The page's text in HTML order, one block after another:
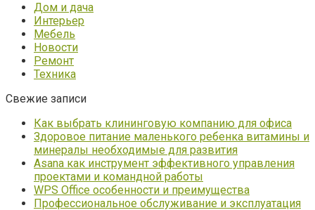
Дом и дача
Интерьер
Мебель
Новости
Ремонт
Техника
Свежие записи
Как выбрать клининговую компанию для офиса
Здоровое питание маленького ребенка витамины и
минералы необходимые для развития
Asana как инструмент эффективного управления
проектами и командной работы
WPS Office особенности и преимущества
Профессиональное обслуживание и эксплуатация